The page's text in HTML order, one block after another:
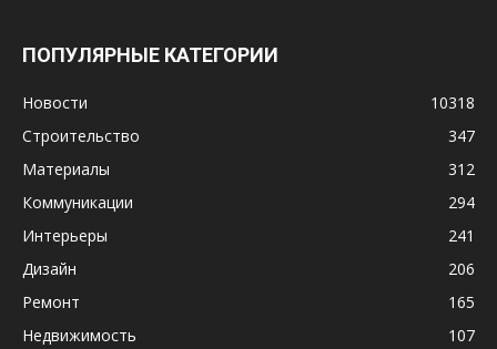
ПОПУЛЯРНЫЕ КАТЕГОРИИ
Новости
10318
Строительство
347
Материалы
312
Коммуникации
294
Интерьеры
241
Дизайн
206
Ремонт
165
Недвижимость
107